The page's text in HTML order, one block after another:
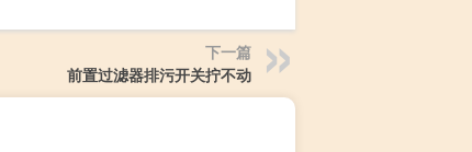
下一篇
前置过滤器排污开关拧不动